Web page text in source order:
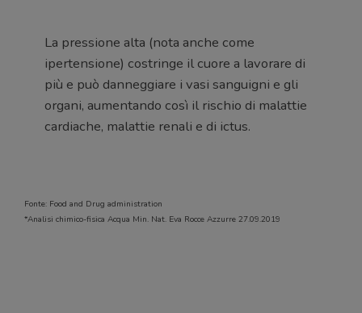
La pressione alta (nota anche come
ipertensione) costringe il cuore a lavorare di
più e può danneggiare i vasi sanguigni e gli
organi, aumentando così il rischio di malattie
cardiache, malattie renali e di ictus.
Fonte: Food and Drug administration
*Analisi chimico-fisica Acqua Min. Nat. Eva Rocce Azzurre 27.09.2019